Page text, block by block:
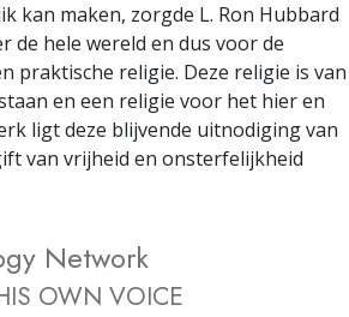
kan maken, zorgde L. Ron Hubbard
de hele wereld en dus voor de
praktische religie. Deze religie is van
en een religie voor het hier en
ligt deze blijvende uitnodiging van
van vrijheid en onsterfelijkheid
Network
OWN VOICE